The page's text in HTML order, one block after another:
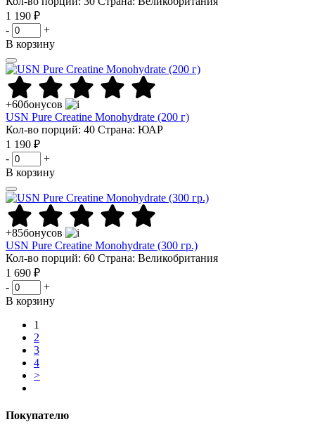
1 190 ₽
-
+
В корзину
+60бонусов
USN Pure Creatine Monohydrate (200 г)
Кол-во порций: 40 Страна: ЮАР
1 190 ₽
-
+
В корзину
+85бонусов
USN Pure Creatine Monohydrate (300 гр.)
Кол-во порций: 60 Страна: Великобритания
1 690 ₽
-
+
В корзину
1
2
3
4
>
Покупателю